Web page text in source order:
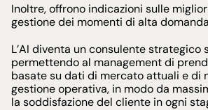
Inoltre, offrono indicazioni sulle
gestione dei momenti di alta
L’AI diventa un consulente strategico
permettendo al management di
basate su dati di mercato attuali e di
gestione operativa, in modo da
la soddisfazione del cliente in ogni